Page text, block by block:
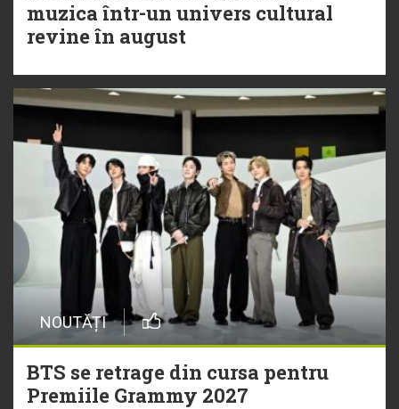
muzica într-un univers cultural
revine în august
NOUTĂȚI
BTS se retrage din cursa pentru
Premiile Grammy 2027